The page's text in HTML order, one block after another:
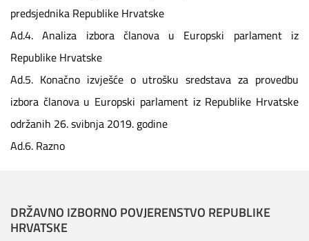
predsjednika Republike Hrvatske
Ad.4. Analiza izbora članova u Europski parlament iz
Republike Hrvatske
Ad.5. Konačno izvješće o utrošku sredstava za provedbu
izbora članova u Europski parlament iz Republike Hrvatske
održanih 26. svibnja 2019. godine
Ad.6. Razno
DRŽAVNO IZBORNO POVJERENSTVO REPUBLIKE
HRVATSKE